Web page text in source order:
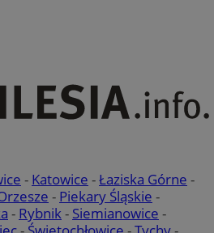
- Katowice -Łaziska Górne -
- Piekary Śląskie -
- Rybnik- Siemianowice -